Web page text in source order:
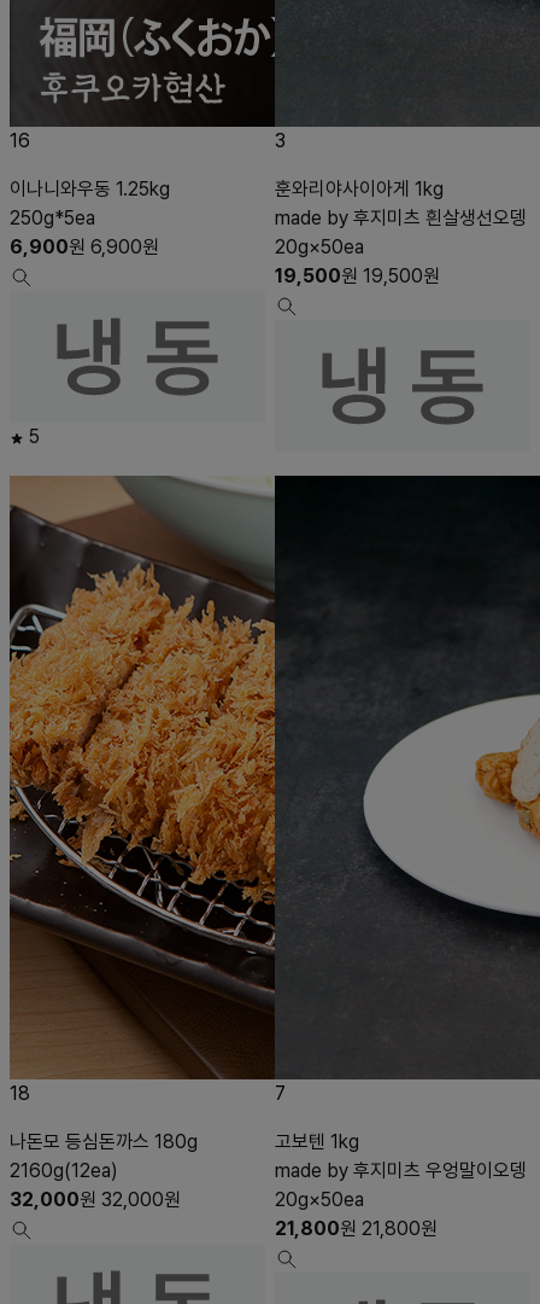
16
이나니와우동 1.25kg
250g*5ea
6,900원 6,900원
5
3
훈와리야사이아게 1kg
made by 후지미츠 흰살생선오뎅
20g×50ea
19,500원 19,500원
18
나돈모 등심돈까스 180g
2160g(12ea)
32,000원 32,000원
7
고보텐 1kg
made by 후지미츠 우엉말이오뎅
20g×50ea
21,800원 21,800원